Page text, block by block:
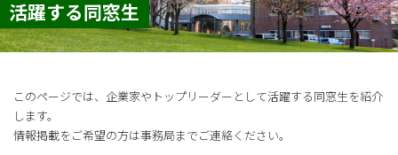
活躍する同窓生
このページでは、企業家やトップリーダーとして活躍する同窓生を紹介
します。
情報掲載をご希望の方は事務局までご連絡ください。